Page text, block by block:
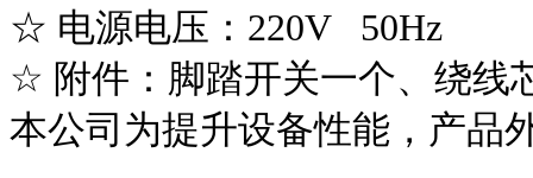
☆ 电源电压：220V 50Hz
☆ 附件：脚踏开关一个、绕线
本公司为提升设备性能，产品